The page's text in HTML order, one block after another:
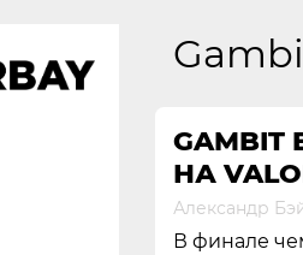
GAMBIT
НА
Александр
В финале